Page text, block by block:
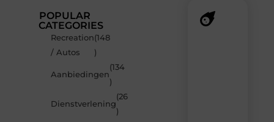
POPULAR
CATEGORIES
Recreation
/ Autos
(148
)
Aanbiedingen
(134
)
Dienstverlening
(26
)